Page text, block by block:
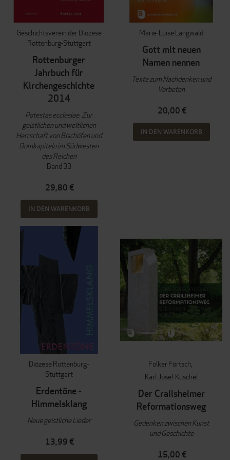
Geschichtsverein der Diözese
Rottenburg-Stuttgart
Rottenburger
Jahrbuch für
Kirchengeschichte
2014
Potestas ecclesiae. Zur
geistlichen und weltlichen
Herrschaft von Bischöfen und
Domkapiteln im Südwesten
des Reichen
Band 33
29,80 €
IN DEN WARENKORB
Marie-Luise Langwald
Gott mit neuen
Namen nennen
Texte zum Nachdenken und
Vorbeten
20,00 €
IN DEN WARENKORB
Diözese Rottenburg-
Stuttgart
Erdentöne -
Himmelsklang
Neue geistliche Lieder
13,99 €
Folker Förtsch
Karl-Josef Kuschel
Der Crailsheimer
Reformationsweg
Gedenken zwischen Kunst
und Geschichte
15,00 €